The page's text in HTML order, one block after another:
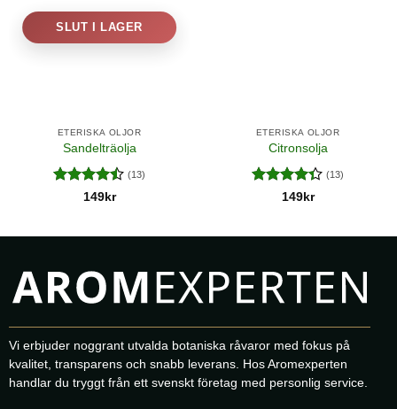
SLUT I LAGER
ETERISKA OLJOR
Sandelträolja
Betygsatt
(13)
149kr
ETERISKA OLJOR
Citronsolja
Betygsatt
(13)
149kr
Vi erbjuder noggrant utvalda botaniska råvaror med fokus på
kvalitet, transparens och snabb leverans. Hos Aromexperten
handlar du tryggt från ett svenskt företag med personlig service.